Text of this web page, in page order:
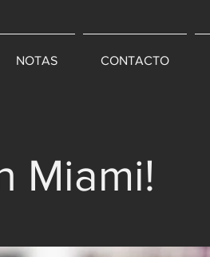
NOTAS CONTACTO
Miami!